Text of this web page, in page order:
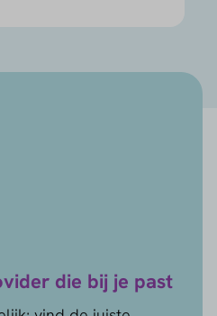
die bij je past